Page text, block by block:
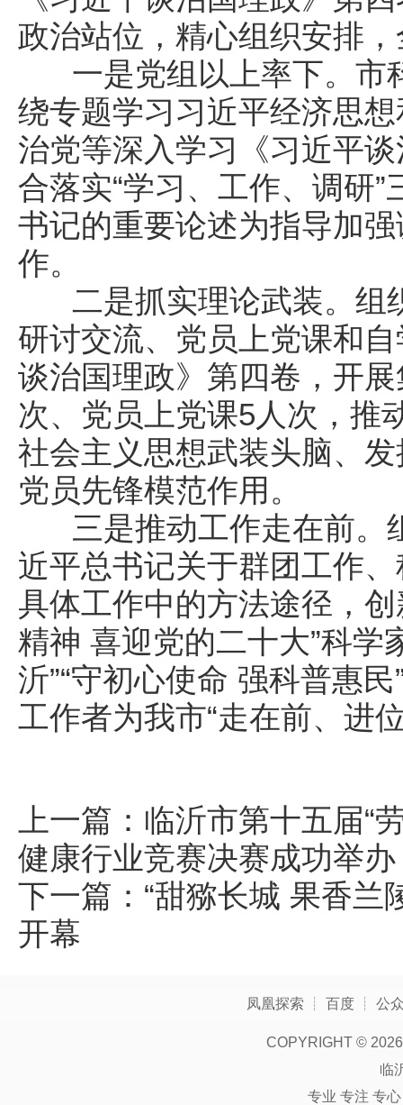
政治站位，精心组织安排
一是党组以上率下。市
绕专题学习习近平经济思
治党等深入学习《习近平
合落实“学习、工作、调研
书记的重要论述为指导加
作。
二是抓实理论武装。组
研讨交流、党员上党课和
谈治国理政》第四卷，开
次、党员上党课5人次，推
社会主义思想武装头脑、
党员先锋模范作用。
三是推动工作走在前。
近平总书记关于群团工作
具体工作中的方法途径，
精神 喜迎党的二十大”科学
沂”“守初心使命 强科普惠
工作者为我市“走在前、进
上一篇： 临沂市第十五届“
健康行业竞赛决赛成功举办
下一篇： “甜猕长城 果香兰
开幕
凤凰探索 ┊ 百度 ┊ 公
COPYRIGHT ©
临
专业 专注 专